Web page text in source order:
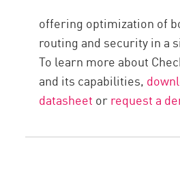
offering optimization of
routing and security in a
To learn more about
and its capabilities,
datasheet orrequest a